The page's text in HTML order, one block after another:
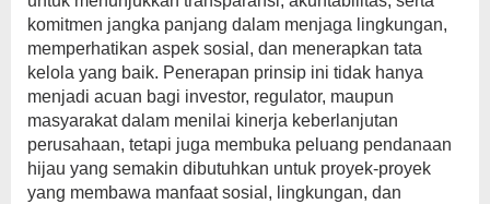
komitmen jangka panjang dalam menjaga lingkungan,
memperhatikan aspek sosial, dan menerapkan tata
kelola yang baik. Penerapan prinsip ini tidak hanya
menjadi acuan bagi investor, regulator, maupun
masyarakat dalam menilai kinerja keberlanjutan
perusahaan, tetapi juga membuka peluang pendanaan
hijau yang semakin dibutuhkan untuk proyek-proyek
yang membawa manfaat sosial, lingkungan, dan